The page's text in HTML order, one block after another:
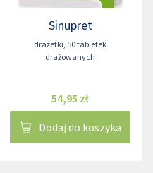
Sinupret
drażetki 50 tabletek
drażowanych
54,95 zł
Dodaj do koszyka